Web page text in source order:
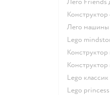
Лего Friends
Лего машины
Lego
Lego классик
Lego princess